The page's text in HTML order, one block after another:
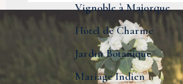
Vignoble à Majorque
Hôtel de Charme
Jardin Botanique
Mariage Indien